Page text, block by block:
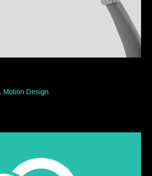
,Motion Design